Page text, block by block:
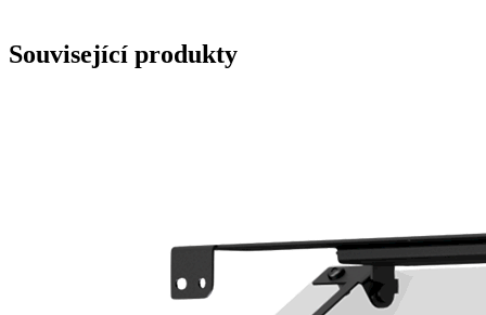
Související produkty